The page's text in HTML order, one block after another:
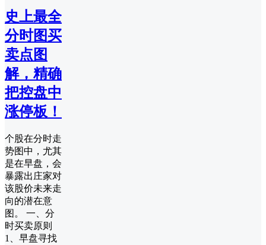
史上最全
分时图买
卖点图
解，精确
把控盘中
涨停板！
个股在分时走
势图中，尤其
是在早盘，会
暴露出庄家对
该股价未来走
向的潜在意
图。 一、分
时买卖原则
1、早盘寻找